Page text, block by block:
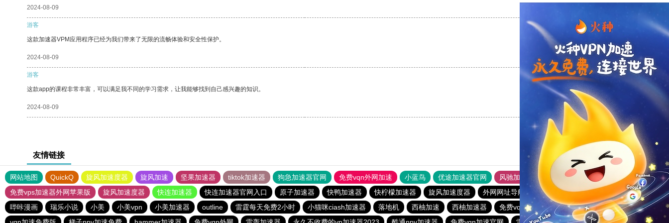
2024-08-09
游客
这款加速器VPM应用程序已经为我们带来了无限的流畅体验和安全性保护。
2024-08-09 支持 [0] 反对 [0]
游客
这款app的课程非常丰富，可以满足我不同的学习需求，让我能够找到自己感兴趣的知识。
2024-08-09 支持
友情链接
网站地图 QuickQ 旋风加速度器 旋风加速 坚果加速器 tiktok加速器 狗急加速器官网 免费vqn外网加速 小蓝鸟 优途加速器官网 风驰加速器
旋风加速器
免费vps加速器外网苹果版
旋风加速度器 快连加速器 快连加速器官网入口 原子加速器 快鸭加速器 快柠檬加速器 旋风加速度器 外网网址导航 软件中心 雷霆加速
狂飙加速器
哔咔漫画
瑞乐小说 小美 小美vpn 小美加速器 outline 雷霆每天免费2小时 小猫咪ciash加速器 落地机 西柚加速 西柚加速器 免费vqn加速下载 tyl加速器官网
云梯加速器